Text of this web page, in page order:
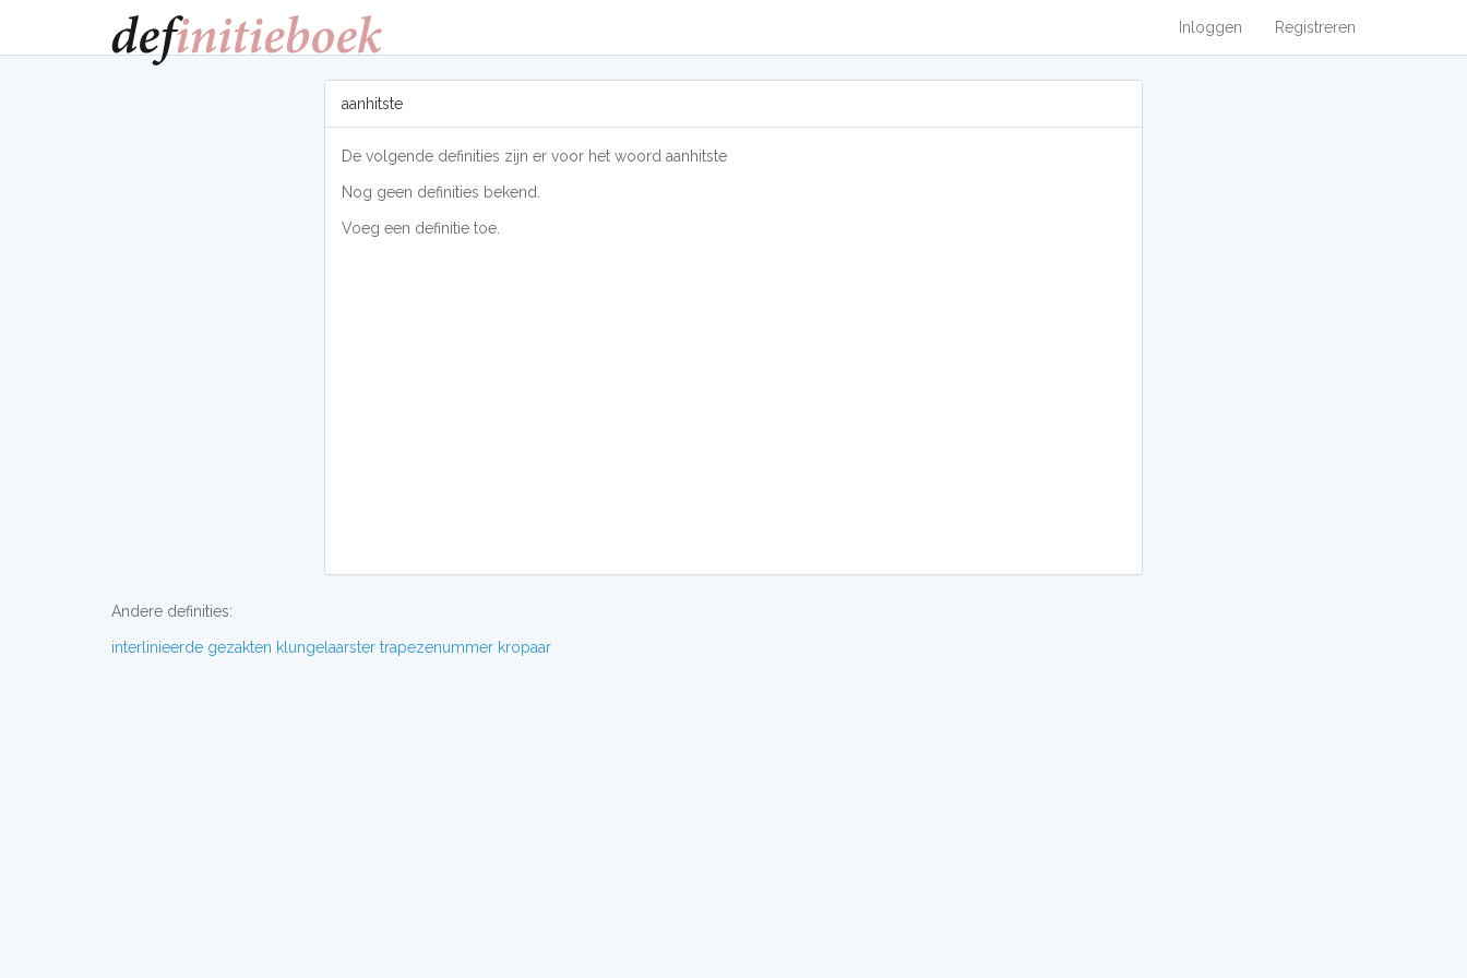
Inloggen Registreren
aanhitste
De volgende definities zijn er voor het woord aanhitste
Nog geen definities bekend.
Voeg een definitie toe.
Andere definities:
interlinieerde gezakten klungelaarster trapezenummer kropaar